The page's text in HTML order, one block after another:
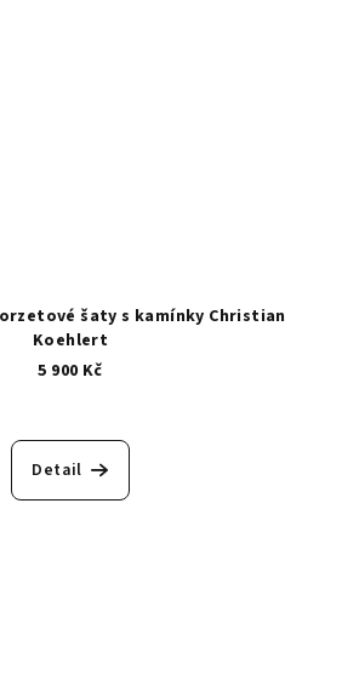
šaty s kamínky Christian
Koehlert
5 900 Kč
Detail